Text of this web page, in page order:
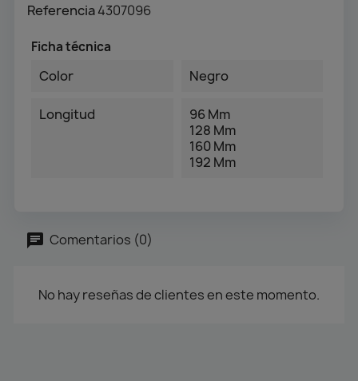
Referencia4307096
Ficha técnica
Color Negro
Longitud
96 Mm
128 Mm
160 Mm
192 Mm
Comentarios (0)
No hay reseñas de clientes en este momento.